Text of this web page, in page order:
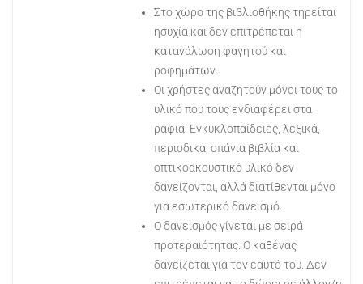
Στο χώρο της βιβλιοθήκης τηρείται
ησυχία και δεν επιτρέπεται η
κατανάλωση φαγητού και
ροφημάτων.
Οι χρήστες αναζητούν μόνοι τους το
υλικό που τους ενδιαφέρει στα
ράφια. Εγκυκλοπαίδειες, λεξικά,
περιοδικά, σπάνια βιβλία και
οπτικοακουστικό υλικό δεν
δανείζονται, αλλά διατίθενται μόνο
για εσωτερικό δανεισμό.
Ο δανεισμός γίνεται με σειρά
προτεραιότητας. Ο καθένας
δανείζεται για τον εαυτό του. Δεν